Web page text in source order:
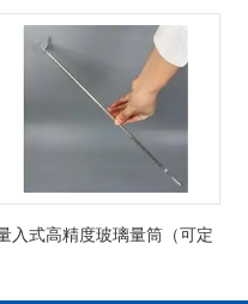
入式高精度玻璃量筒（可定